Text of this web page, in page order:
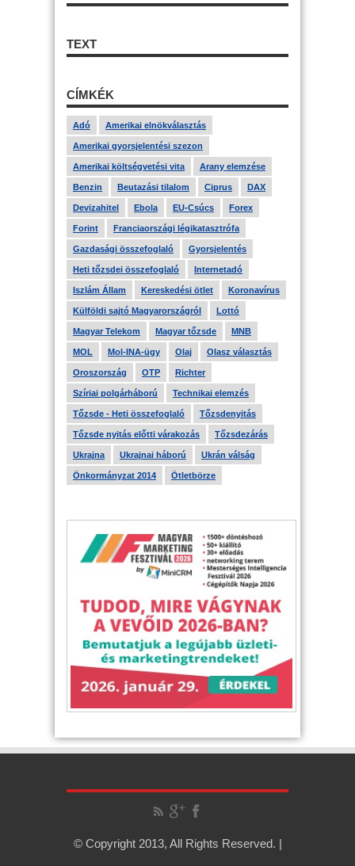
TEXT
CÍMKÉK
Adó Amerikai elnökválasztás
Amerikai gyorsjelentési szezon
Amerikai költségvetési vita Arany elemzése
Benzin Beutazási tilalom Ciprus DAX
Devizahitel Ebola EU-Csúcs Forex
Forint Franciaországi légikatasztrófa
Gazdasági összefoglaló Gyorsjelentés
Heti tőzsdei összefoglaló Internetadó
Iszlám Állam Kereskedési ötlet Koronavírus
Külföldi sajtó Magyarországról Lottó
Magyar Telekom Magyar tőzsde MNB
MOL Mol-INA-ügy Olaj Olasz választás
Oroszország OTP Richter
Szíriai polgárháború Technikai elemzés
Tőzsde - Heti összefoglaló Tőzsdenyitás
Tőzsde nyitás előtti várakozás Tőzsdezárás
Ukrajna Ukrajnai háború Ukrán válság
Önkormányzat 2014 Ötletbörze
© Copyright 2013, All Rights Reserved. |